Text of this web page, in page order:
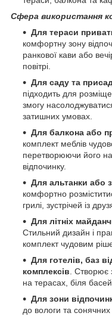
Сфера використання
Для тераси
комфортну зону
ранкової кави або
повітрі.
Для саду та
підходить для
змогу
затишних умовах.
Для балкона або
комплект меблів
перетворюючи його
відпочинку.
Для альтанки або
комфортно
грилі, зустрічей із
Для літніх
Стильний дизайн і
комплект чудовим
Для готелів, баз
комплексів . Створює
на терасах, біля
Для зони
до вологи та